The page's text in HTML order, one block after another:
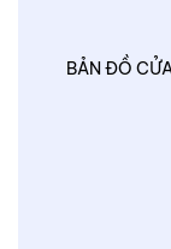
BẢN ĐỒ